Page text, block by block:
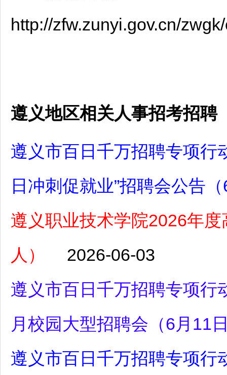
http://zfw.zunyi.gov.cn/
遵义地区相关人事招考招聘
遵义市百日千万招聘专项行
日冲刺促就业”招聘会公告
遵义职业技术学院2026年
人）
2026-06-03
遵义市百日千万招聘专项行
月校园大型招聘会（6月11
遵义市百日千万招聘专项行